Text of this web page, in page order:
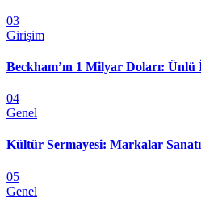
03
Girişim
Beckham’ın 1 Milyar Doları: Ünlü
04
Genel
Kültür Sermayesi: Markalar Sanatı
05
Genel